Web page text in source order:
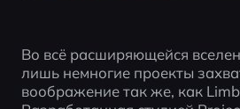
Во всё расширяющейся
лишь немногие проекты
воображение так же, как